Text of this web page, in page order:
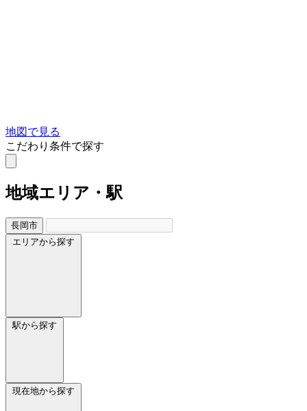
地図で見る
こだわり条件で探す
地域エリア・駅
長岡市
エリアから探す
駅から探す
現在地から探す